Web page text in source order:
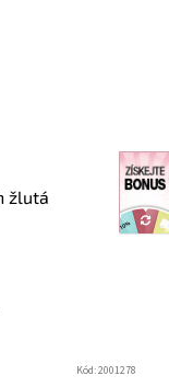
žlutá
Kód:2001278